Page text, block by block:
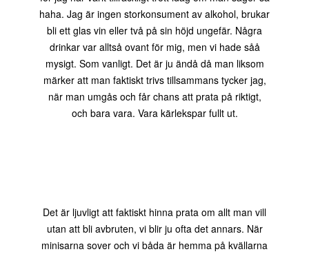
haha. Jag är ingen storkonsument av alkohol, brukar
bli ett glas vin eller två på sin höjd ungefär. Några
drinkar var alltså ovant för mig, men vi hade såå
mysigt. Som vanligt. Det är ju ändå då man liksom
märker att man faktiskt trivs tillsammans tycker jag,
när man umgås och får chans att prata på riktigt,
och bara vara. Vara kärlekspar fullt ut.
Det är ljuvligt att faktiskt hinna prata om allt man vill
utan att bli avbruten, vi blir ju ofta det annars. När
minisarna sover och vi båda är hemma på kvällarna